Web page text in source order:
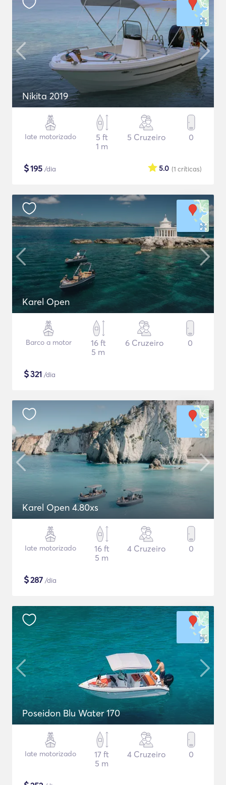
Nikita 2019
Iate motorizado
5 ft
1 m
5 Cruzeiro 0
$195 /dia (1 críticas)
5.0
Karel Open
Barco a motor
16 ft
5 m
6 Cruzeiro 0
$321 /dia
Karel Open 4.80xs
Iate motorizado
16 ft
5 m
4 Cruzeiro 0
$287 /dia
Poseidon Blu Water 170
Iate motorizado
17 ft
5 m
4 Cruzeiro 0